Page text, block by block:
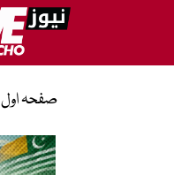
صفحہ اول